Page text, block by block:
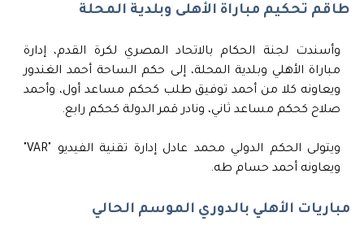
طاقم تحكيم مباراة الأهلى وبلدية المحلة
وأسندت لجنة الحكام بالاتحاد المصري لكرة القدم، إدارة
مباراة الأهلي وبلدية المحلة، إلى حكم الساحة أحمد الغندور
ويعاونه كلا من أحمد توفيق طلب كحكم مساعد أول، وأحمد
صلاح كحكم مساعد ثاني، ونادر قمر الدولة كحكم رابع.
ويعاونه أحمد حسام طه.
مباريات الأهلي بالدوري الموسم الحالي